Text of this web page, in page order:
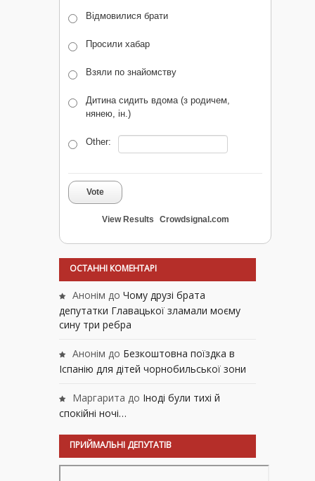
Відмовилися брати
Просили хабар
Взяли по знайомству
Дитина сидить вдома (з родичем,
нянею, ін.)
Other:
Vote
View Results Crowdsignal.com
ОСТАННІ КОМЕНТАРІ
Анонім до Чому друзі брата
депутатки Главацької зламали моєму
сину три ребра
Анонім до Безкоштовна поїздка в
Іспанію для дітей чорнобильської зони
Маргарита до Іноді були тихі й
спокійні ночі…
ПРИЙМАЛЬНІ ДЕПУТАТІВ